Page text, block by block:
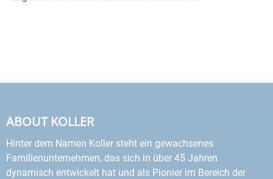
ABOUT KOLLER
Hinter dem Namen Koller steht ein gewachsenes
Familienunternehmen, das sich in über 45 Jahren
dynamisch entwickelt hat und als Pionier im Bereich der